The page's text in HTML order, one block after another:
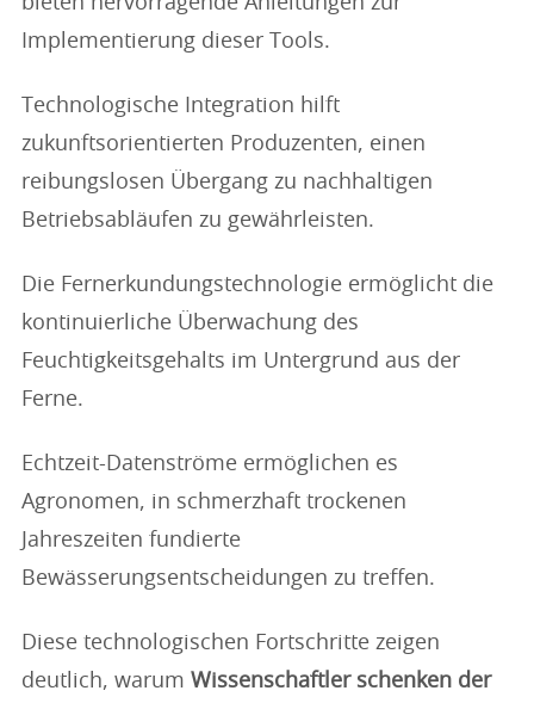
Implementierung dieser Tools.
Technologische Integration hilft
zukunftsorientierten Produzenten, einen
reibungslosen Übergang zu nachhaltigen
Betriebsabläufen zu gewährleisten.
Die Fernerkundungstechnologie ermöglicht die
kontinuierliche Überwachung des
Feuchtigkeitsgehalts im Untergrund aus der
Ferne.
Echtzeit-Datenströme ermöglichen es
Agronomen, in schmerzhaft trockenen
Jahreszeiten fundierte
Bewässerungsentscheidungen zu treffen.
Diese technologischen Fortschritte zeigen
deutlich, warum Wissenschaftler schenken der